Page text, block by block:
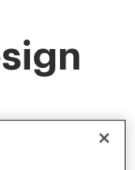
de nuestro